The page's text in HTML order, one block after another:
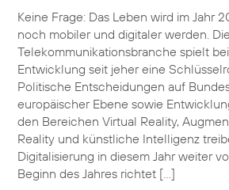
Keine Frage: Das Leben wird im Jahr
noch mobiler und digitaler werden.
Telekommunikationsbranche spielt
Entwicklung seit jeher eine
Politische Entscheidungen auf
europäischer Ebene sowie
den Bereichen Virtual Reality,
Reality und künstliche Intelligenz
Digitalisierung in diesem Jahr weiter
Beginn des Jahres richtet […]